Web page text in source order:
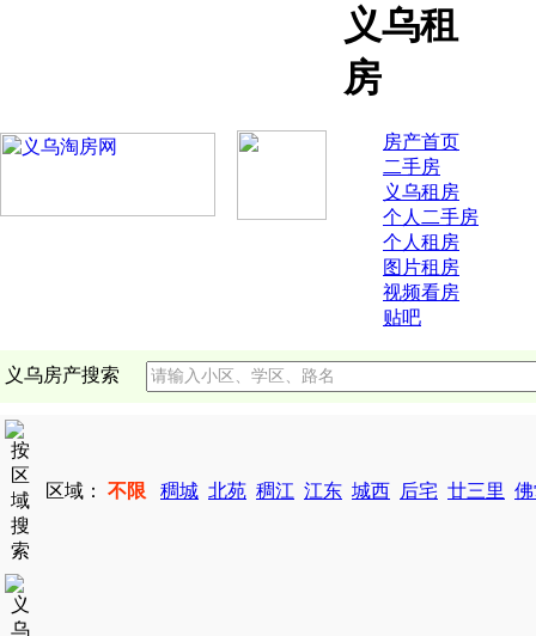
义乌租
房
房产首页
二手房
义乌租房
个人二手房
个人租房
图片租房
视频看房
贴吧
义乌房产搜索
区域： 不限 稠城 北苑 稠江 江东 城西 后宅 廿三里